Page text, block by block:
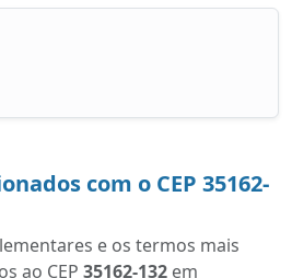
com o CEP 35162-
e os termos mais
ao CEP 35162-132 em